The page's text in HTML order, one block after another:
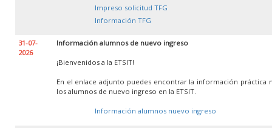
Impreso solicitud TFG
Información TFG
31-07-
2026
Información alumnos de nuevo ingreso
¡Bienvenidos a la ETSIT!
En el enlace adjunto puedes encontrar la información práctica
los alumnos de nuevo ingreso en la ETSIT.
Información alumnos nuevo ingreso